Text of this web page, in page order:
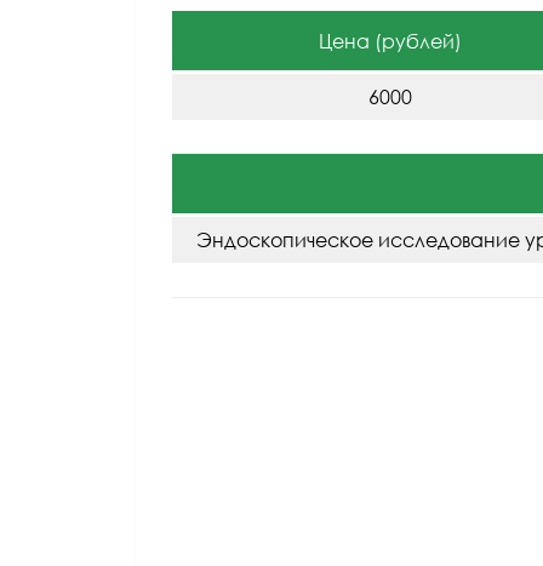
Цена (рублей)
6000
Эндоскопическое исследование